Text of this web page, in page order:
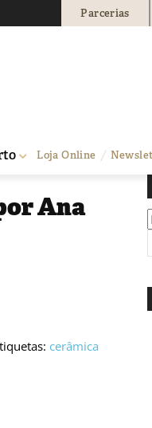
Parcerias
Loja Online
Ana
cerâmica